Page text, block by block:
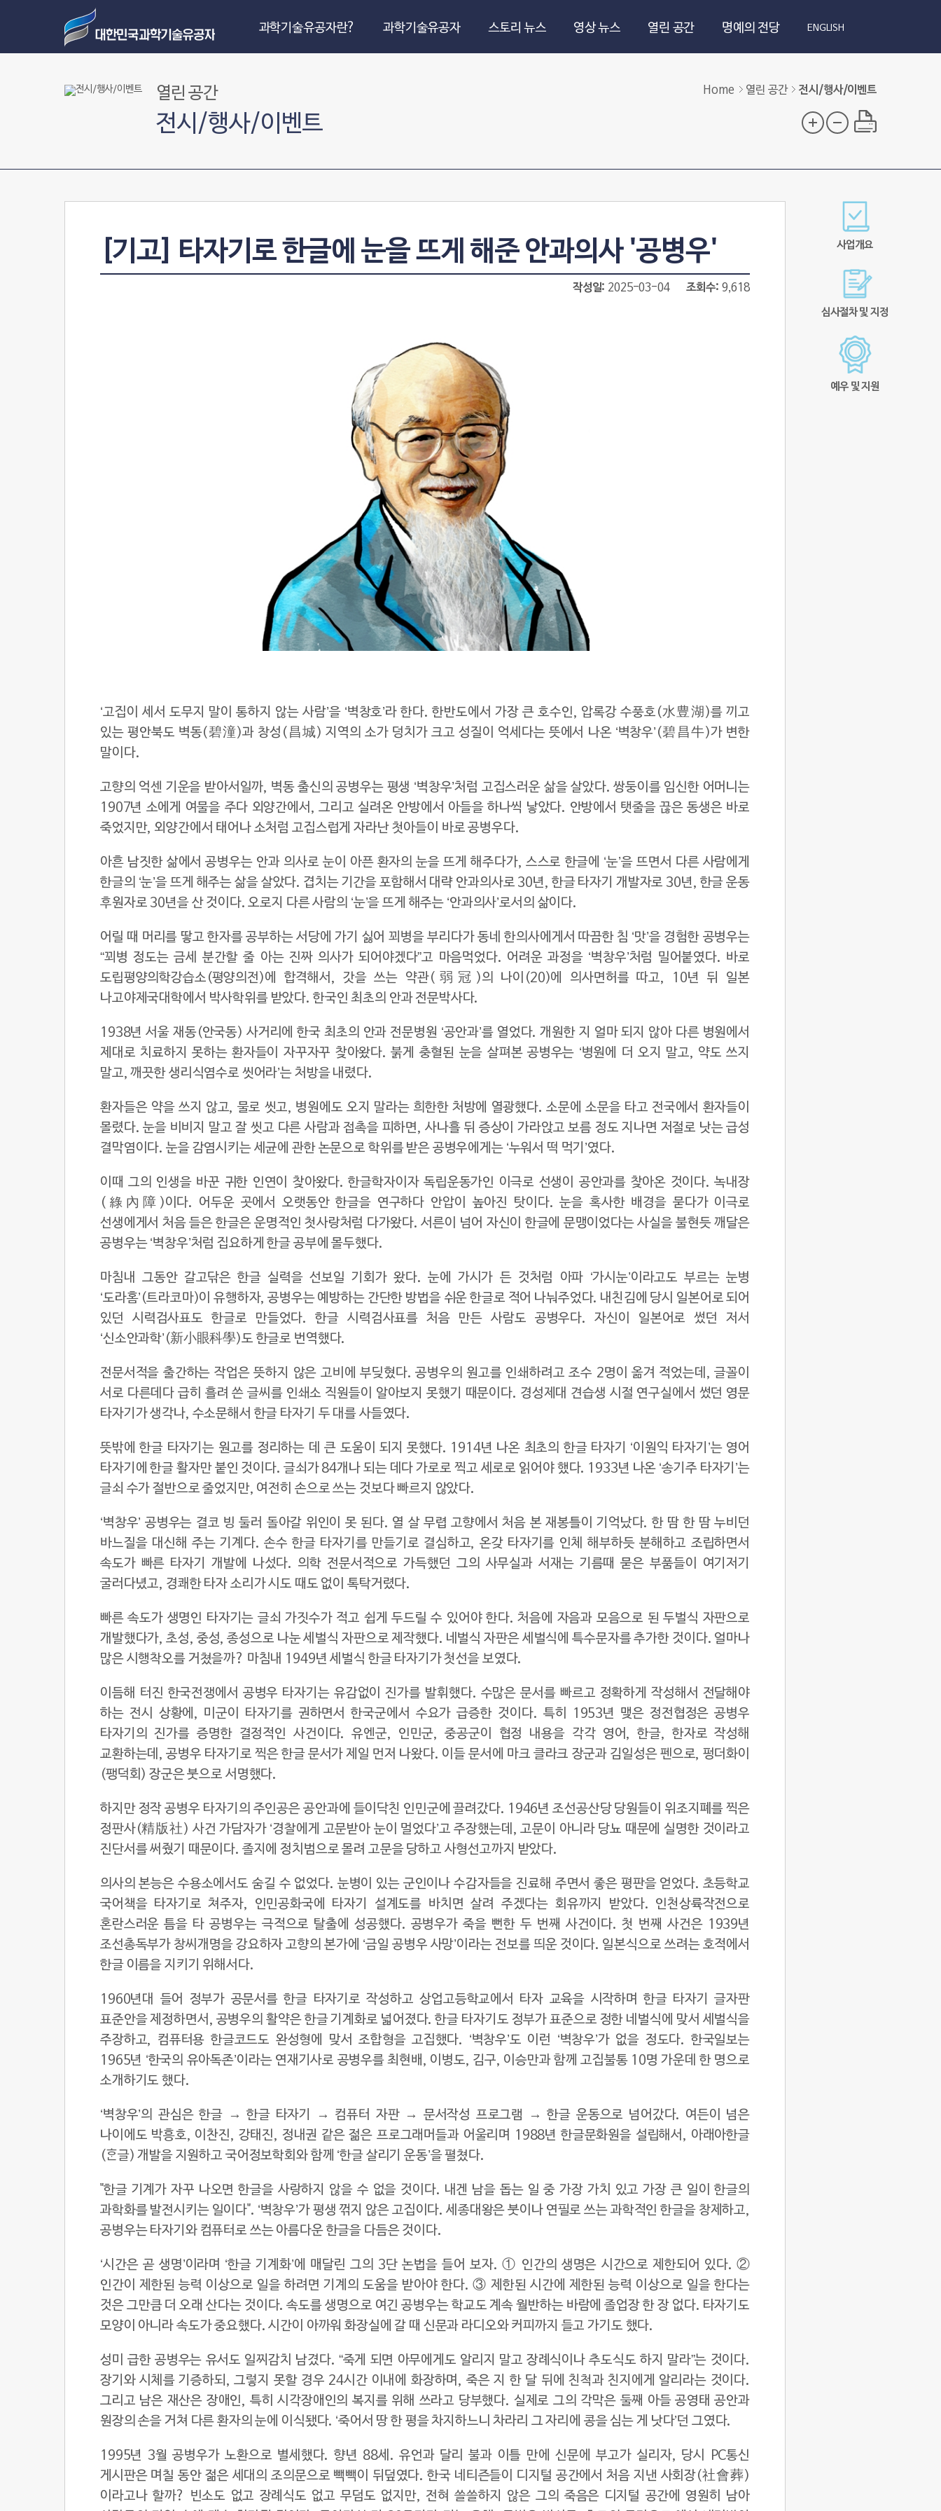
과학기술유공자란? 과학기술유공자 스토리 뉴스 영상 뉴스 열린 공간 명예의 전당 ENGLISH
Home 열린 공간 전시/행사/이벤트
열린 공간
전시/행사/이벤트
[기고] 타자기로 한글에 눈을 뜨게 해준 안과의사 '공병우'
작성일 2025-03-04 조회수 9,618
‘고집이 세서 도무지 말이 통하지 않는 사람’을 ‘벽창호’라 한다. 한반도에서 가장 큰 호수인, 압록강 수풍호(水豊湖)를 끼고
있는 평안북도 벽동(碧潼)과 창성(昌城) 지역의 소가 덩치가 크고 성질이 억세다는 뜻에서 나온 ‘벽창우’(碧昌牛)가 변한
말이다.
고향의 억센 기운을 받아서일까, 벽동 출신의 공병우는 평생 ‘벽창우’처럼 고집스러운 삶을 살았다. 쌍둥이를 임신한 어머니는
1907년 소에게 여물을 주다 외양간에서, 그리고 실려온 안방에서 아들을 하나씩 낳았다. 안방에서 탯줄을 끊은 동생은 바로
죽었지만, 외양간에서 태어나 소처럼 고집스럽게 자라난 첫아들이 바로 공병우다.
아흔 남짓한 삶에서 공병우는 안과 의사로 눈이 아픈 환자의 눈을 뜨게 해주다가, 스스로 한글에 ‘눈’을 뜨면서 다른 사람에게
한글의 ‘눈’을 뜨게 해주는 삶을 살았다. 겹치는 기간을 포함해서 대략 안과의사로 30년, 한글 타자기 개발자로 30년, 한글 운동
후원자로 30년을 산 것이다. 오로지 다른 사람의 ‘눈’을 뜨게 해주는 ‘안과의사’로서의 삶이다.
어릴 때 머리를 땋고 한자를 공부하는 서당에 가기 싫어 꾀병을 부리다가 동네 한의사에게서 따끔한 침 ‘맛’을 경험한 공병우는
“꾀병 정도는 금세 분간할 줄 아는 진짜 의사가 되어야겠다”고 마음먹었다. 어려운 과정을 ‘벽창우’처럼 밀어붙였다. 바로
도립평양의학강습소(평양의전)에 합격해서, 갓을 쓰는 약관(弱冠)의 나이(20)에 의사면허를 따고, 10년 뒤 일본
나고야제국대학에서 박사학위를 받았다. 한국인 최초의 안과 전문박사다.
1938년 서울 재동(안국동) 사거리에 한국 최초의 안과 전문병원 ‘공안과’를 열었다. 개원한 지 얼마 되지 않아 다른 병원에서
제대로 치료하지 못하는 환자들이 자꾸자꾸 찾아왔다. 붉게 충혈된 눈을 살펴본 공병우는 ‘병원에 더 오지 말고, 약도 쓰지
말고, 깨끗한 생리식염수로 씻어라’는 처방을 내렸다.
환자들은 약을 쓰지 않고, 물로 씻고, 병원에도 오지 말라는 희한한 처방에 열광했다. 소문에 소문을 타고 전국에서 환자들이
몰렸다. 눈을 비비지 말고 잘 씻고 다른 사람과 접촉을 피하면, 사나흘 뒤 증상이 가라앉고 보름 정도 지나면 저절로 낫는 급성
결막염이다. 눈을 감염시키는 세균에 관한 논문으로 학위를 받은 공병우에게는 ‘누워서 떡 먹기’였다.
이때 그의 인생을 바꾼 귀한 인연이 찾아왔다. 한글학자이자 독립운동가인 이극로 선생이 공안과를 찾아온 것이다. 녹내장
(綠內障)이다. 어두운 곳에서 오랫동안 한글을 연구하다 안압이 높아진 탓이다. 눈을 혹사한 배경을 묻다가 이극로
선생에게서 처음 들은 한글은 운명적인 첫사랑처럼 다가왔다. 서른이 넘어 자신이 한글에 문맹이었다는 사실을 불현듯 깨달은
공병우는 ‘벽창우’처럼 집요하게 한글 공부에 몰두했다.
마침내 그동안 갈고닦은 한글 실력을 선보일 기회가 왔다. 눈에 가시가 든 것처럼 아파 ‘가시눈’이라고도 부르는 눈병
‘도라홈’(트라코마)이 유행하자, 공병우는 예방하는 간단한 방법을 쉬운 한글로 적어 나눠주었다. 내친김에 당시 일본어로 되어
있던 시력검사표도 한글로 만들었다. 한글 시력검사표를 처음 만든 사람도 공병우다. 자신이 일본어로 썼던 저서
‘신소안과학’(新小眼科學)도 한글로 번역했다.
전문서적을 출간하는 작업은 뜻하지 않은 고비에 부딪혔다. 공병우의 원고를 인쇄하려고 조수 2명이 옮겨 적었는데, 글꼴이
서로 다른데다 급히 흘려 쓴 글씨를 인쇄소 직원들이 알아보지 못했기 때문이다. 경성제대 견습생 시절 연구실에서 썼던 영문
타자기가 생각나, 수소문해서 한글 타자기 두 대를 사들였다.
뜻밖에 한글 타자기는 원고를 정리하는 데 큰 도움이 되지 못했다. 1914년 나온 최초의 한글 타자기 ‘이원익 타자기’는 영어
타자기에 한글 활자만 붙인 것이다. 글쇠가 84개나 되는 데다 가로로 찍고 세로로 읽어야 했다. 1933년 나온 ‘송기주 타자기’는
글쇠 수가 절반으로 줄었지만, 여전히 손으로 쓰는 것보다 빠르지 않았다.
‘벽창우’ 공병우는 결코 빙 둘러 돌아갈 위인이 못 된다. 열 살 무렵 고향에서 처음 본 재봉틀이 기억났다. 한 땀 한 땀 누비던
바느질을 대신해 주는 기계다. 손수 한글 타자기를 만들기로 결심하고, 온갖 타자기를 인체 해부하듯 분해하고 조립하면서
속도가 빠른 타자기 개발에 나섰다. 의학 전문서적으로 가득했던 그의 사무실과 서재는 기름때 묻은 부품들이 여기저기
굴러다녔고, 경쾌한 타자 소리가 시도 때도 없이 톡탁거렸다.
빠른 속도가 생명인 타자기는 글쇠 가짓수가 적고 쉽게 두드릴 수 있어야 한다. 처음에 자음과 모음으로 된 두벌식 자판으로
개발했다가, 초성, 중성, 종성으로 나눈 세벌식 자판으로 제작했다. 네벌식 자판은 세벌식에 특수문자를 추가한 것이다. 얼마나
많은 시행착오를 거쳤을까? 마침내 1949년 세벌식 한글 타자기가 첫선을 보였다.
이듬해 터진 한국전쟁에서 공병우 타자기는 유감없이 진가를 발휘했다. 수많은 문서를 빠르고 정확하게 작성해서 전달해야
하는 전시 상황에, 미군이 타자기를 권하면서 한국군에서 수요가 급증한 것이다. 특히 1953년 맺은 정전협정은 공병우
타자기의 진가를 증명한 결정적인 사건이다. 유엔군, 인민군, 중공군이 협정 내용을 각각 영어, 한글, 한자로 작성해
교환하는데, 공병우 타자기로 찍은 한글 문서가 제일 먼저 나왔다. 이들 문서에 마크 클라크 장군과 김일성은 펜으로, 펑더화이
(팽덕회) 장군은 붓으로 서명했다.
하지만 정작 공병우 타자기의 주인공은 공안과에 들이닥친 인민군에 끌려갔다. 1946년 조선공산당 당원들이 위조지폐를 찍은
정판사(精版社) 사건 가담자가 ‘경찰에게 고문받아 눈이 멀었다’고 주장했는데, 고문이 아니라 당뇨 때문에 실명한 것이라고
진단서를 써줬기 때문이다. 졸지에 정치범으로 몰려 고문을 당하고 사형선고까지 받았다.
의사의 본능은 수용소에서도 숨길 수 없었다. 눈병이 있는 군인이나 수감자들을 진료해 주면서 좋은 평판을 얻었다. 초등학교
국어책을 타자기로 쳐주자, 인민공화국에 타자기 설계도를 바치면 살려 주겠다는 회유까지 받았다. 인천상륙작전으로
혼란스러운 틈을 타 공병우는 극적으로 탈출에 성공했다. 공병우가 죽을 뻔한 두 번째 사건이다. 첫 번째 사건은 1939년
조선총독부가 창씨개명을 강요하자 고향의 본가에 ‘금일 공병우 사망’이라는 전보를 띄운 것이다. 일본식으로 쓰려는 호적에서
한글 이름을 지키기 위해서다.
1960년대 들어 정부가 공문서를 한글 타자기로 작성하고 상업고등학교에서 타자 교육을 시작하며 한글 타자기 글자판
표준안을 제정하면서, 공병우의 활약은 한글 기계화로 넓어졌다. 한글 타자기도 정부가 표준으로 정한 네벌식에 맞서 세벌식을
주장하고, 컴퓨터용 한글코드도 완성형에 맞서 조합형을 고집했다. ‘벽창우’도 이런 ‘벽창우’가 없을 정도다. 한국일보는
1965년 ‘한국의 유아독존’이라는 연재기사로 공병우를 최현배, 이병도, 김구, 이승만과 함께 고집불통 10명 가운데 한 명으로
소개하기도 했다.
‘벽창우’의 관심은 한글 → 한글 타자기 → 컴퓨터 자판 → 문서작성 프로그램 → 한글 운동으로 넘어갔다. 여든이 넘은
나이에도 박흥호, 이찬진, 강태진, 정내권 같은 젊은 프로그래머들과 어울리며 1988년 한글문화원을 설립해서, 아래아한글
(ᄒᆞᆫ글) 개발을 지원하고 국어정보학회와 함께 ‘한글 살리기 운동’을 펼쳤다.
"한글 기계가 자꾸 나오면 한글을 사랑하지 않을 수 없을 것이다. 내겐 남을 돕는 일 중 가장 가치 있고 가장 큰 일이 한글의
과학화를 발전시키는 일이다". ‘벽창우’가 평생 꺾지 않은 고집이다. 세종대왕은 붓이나 연필로 쓰는 과학적인 한글을 창제하고,
공병우는 타자기와 컴퓨터로 쓰는 아름다운 한글을 다듬은 것이다.
‘시간은 곧 생명’이라며 ‘한글 기계화’에 매달린 그의 3단 논법을 들어 보자. ① 인간의 생명은 시간으로 제한되어 있다. ②
인간이 제한된 능력 이상으로 일을 하려면 기계의 도움을 받아야 한다. ③ 제한된 시간에 제한된 능력 이상으로 일을 한다는
것은 그만큼 더 오래 산다는 것이다. 속도를 생명으로 여긴 공병우는 학교도 계속 월반하는 바람에 졸업장 한 장 없다. 타자기도
모양이 아니라 속도가 중요했다. 시간이 아까워 화장실에 갈 때 신문과 라디오와 커피까지 들고 가기도 했다.
성미 급한 공병우는 유서도 일찌감치 남겼다. “죽게 되면 아무에게도 알리지 말고 장례식이나 추도식도 하지 말라”는 것이다.
장기와 시체를 기증하되, 그렇지 못할 경우 24시간 이내에 화장하며, 죽은 지 한 달 뒤에 친척과 친지에게 알리라는 것이다.
그리고 남은 재산은 장애인, 특히 시각장애인의 복지를 위해 쓰라고 당부했다. 실제로 그의 각막은 둘째 아들 공영태 공안과
원장의 손을 거쳐 다른 환자의 눈에 이식됐다. ‘죽어서 땅 한 평을 차지하느니 차라리 그 자리에 콩을 심는 게 낫다’던 그였다.
1995년 3월 공병우가 노환으로 별세했다. 향년 88세. 유언과 달리 불과 이틀 만에 신문에 부고가 실리자, 당시 PC통신
게시판은 며칠 동안 젊은 세대의 조의문으로 빽빽이 뒤덮였다. 한국 네티즌들이 디지털 공간에서 처음 지낸 사회장(社會葬)
이라고나 할까? 빈소도 없고 장례식도 없고 무덤도 없지만, 전혀 쓸쓸하지 않은 그의 죽음은 디지털 공간에 영원히 남아
사업개요
심사절차 및 지정
예우 및 지원